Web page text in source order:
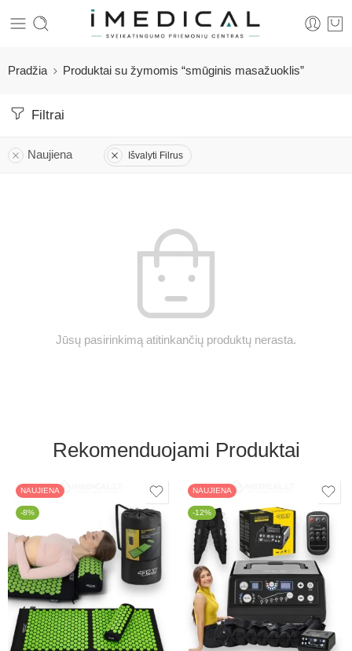
Pradžia Produktai su žymomis “smūginis masažuoklis”
Filtrai
Naujiena Išvalyti Filrus
Jūsų pasirinkimą atitinkančių produktų nerasta.
Rekomenduojami Produktai
NAUJIENA
-8%
NAUJIENA
-12%